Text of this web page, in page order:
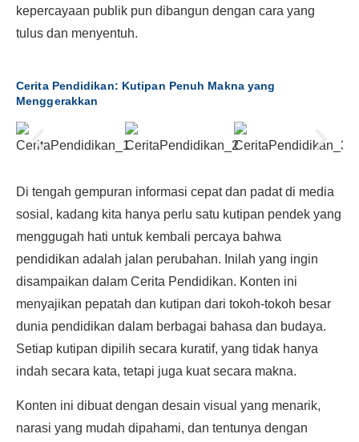
kepercayaan publik pun dibangun dengan cara yang
tulus dan menyentuh.
Cerita Pendidikan: Kutipan Penuh Makna yang
Menggerakkan
Di tengah gempuran informasi cepat dan padat di media
sosial, kadang kita hanya perlu satu kutipan pendek yang
menggugah hati untuk kembali percaya bahwa
pendidikan adalah jalan perubahan. Inilah yang ingin
disampaikan dalam Cerita Pendidikan. Konten ini
menyajikan pepatah dan kutipan dari tokoh-tokoh besar
dunia pendidikan dalam berbagai bahasa dan budaya.
Setiap kutipan dipilih secara kuratif, yang tidak hanya
indah secara kata, tetapi juga kuat secara makna.
Konten ini dibuat dengan desain visual yang menarik,
narasi yang mudah dipahami, dan tentunya dengan